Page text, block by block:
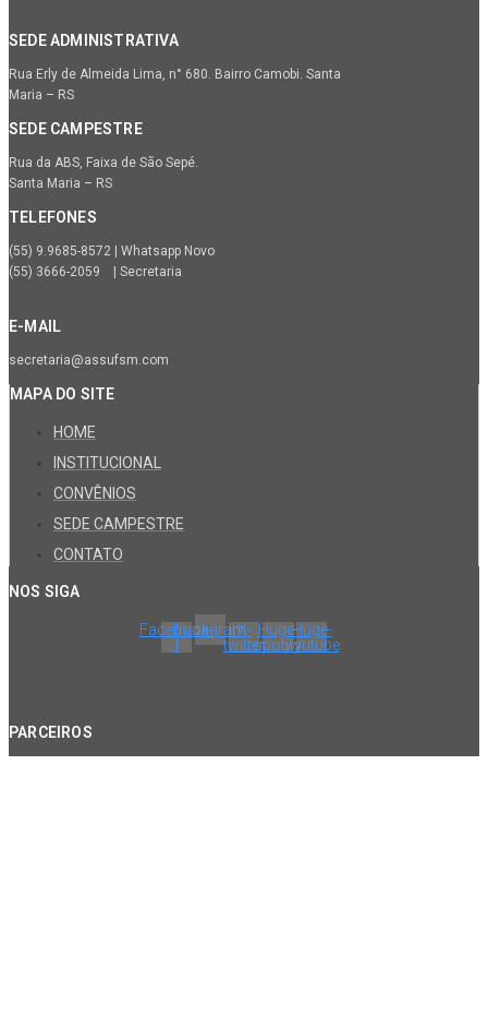
SEDE ADMINISTRATIVA
Rua Erly de Almeida Lima, n° 680. Bairro Camobi. Santa
Maria – RS
SEDE CAMPESTRE
Rua da ABS, Faixa de São Sepé.
Santa Maria – RS
TELEFONES
(55) 9.9685-8572 | Whatsapp Novo
(55) 3666-2059 | Secretaria
E-MAIL
secretaria@assufsm.com
MAPA DO SITE
HOME
INSTITUCIONAL
CONVÊNIOS
SEDE CAMPESTRE
CONTATO
NOS SIGA
Facebook-
f
InstagramX-
twitter
Huge-
spotify
Huge-
youtube
PARCEIROS